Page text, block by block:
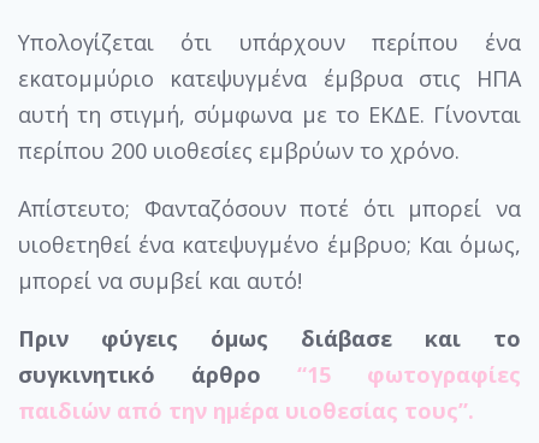
Υπολογίζεται ότι υπάρχουν περίπου ένα
εκατομμύριο κατεψυγμένα έμβρυα στις ΗΠΑ
αυτή τη στιγμή, σύμφωνα με το ΕΚΔΕ. Γίνονται
περίπου 200 υιοθεσίες εμβρύων το χρόνο.
Απίστευτο; Φανταζόσουν ποτέ ότι μπορεί να
υιοθετηθεί ένα κατεψυγμένο έμβρυο; Και όμως,
μπορεί να συμβεί και αυτό!
Πριν φύγεις όμως διάβασε και το
συγκινητικό άρθρο “15 φωτογραφίες
παιδιών από την ημέρα υιοθεσίας τους”.